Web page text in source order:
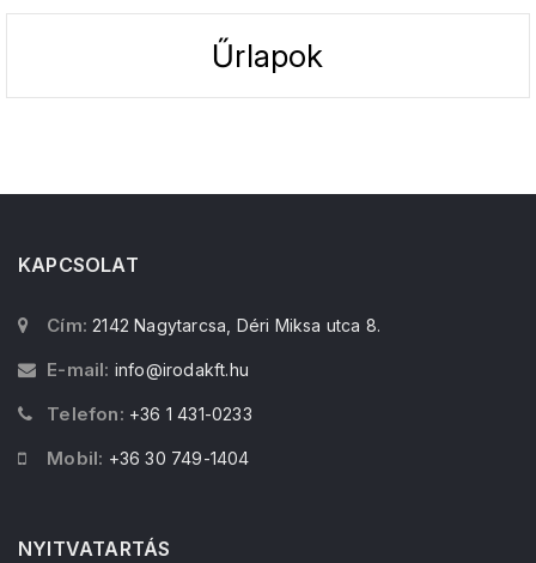
Űrlapok
KAPCSOLAT
Cím: 2142 Nagytarcsa, Déri Miksa utca 8.
E-mail: info@irodakft.hu
Telefon: +36 1 431-0233
Mobil: +36 30 749-1404
NYITVATARTÁS